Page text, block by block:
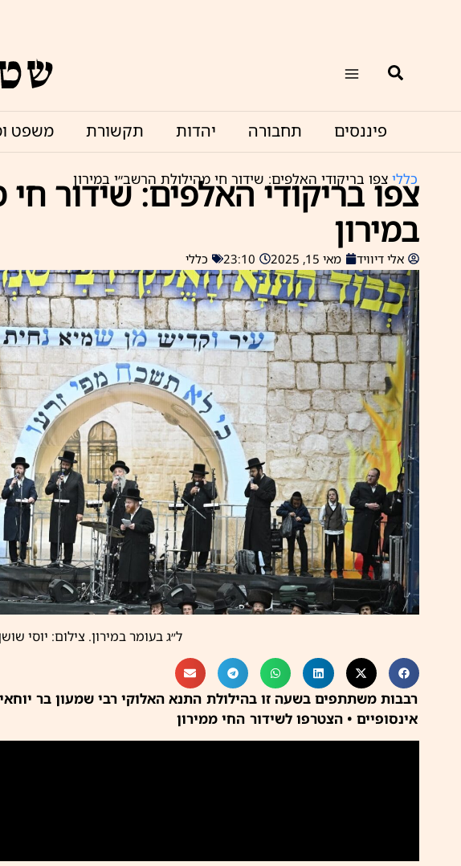
חיפוש
פיננסים תחבורה יהדות תקשורת משפט
כללי צפו בריקודי האלפים: שידור חי מהילולת הרשב״י במירון
צפו בריקודי האלפים: שידור
במירון
אלי דיוויד מאי 15, 2025 23:10 כללי
ל״ג בעומר במירון. צילום: יוסי
רבבות משתתפים בשעה זו בהילולת התנא האלוקי רבי שמעון בר יוחאי
אינסופיים • הצטרפו לשידור החי ממירון